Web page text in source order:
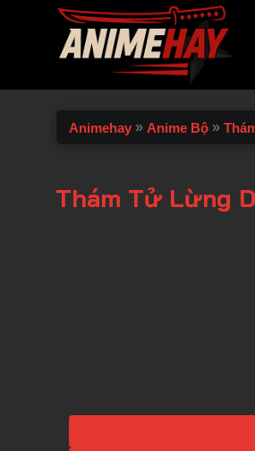
Animehay » Anime Bộ »
Thám Tử Lừng